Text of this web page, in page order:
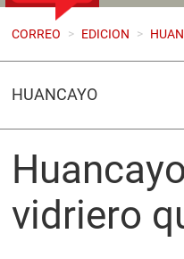
CORREO > EDICION >
HUANCAYO
vidriero